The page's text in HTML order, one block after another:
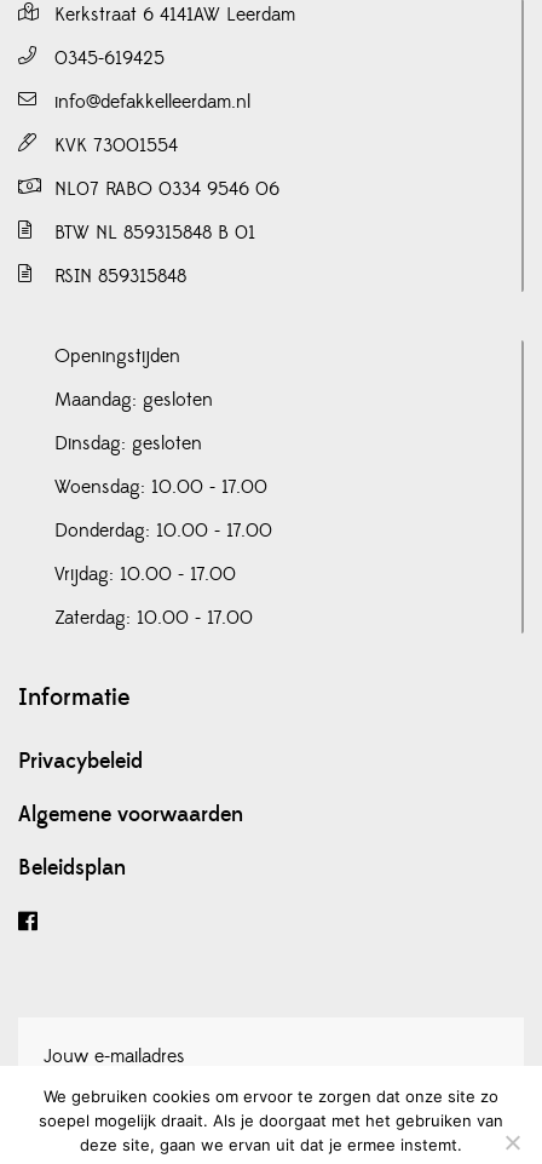
Kerkstraat 6 4141AW Leerdam
0345-619425
info@defakkelleerdam.nl
KVK 73001554
NL07 RABO 0334 9546 06
BTW NL 859315848 B 01
RSIN 859315848
Openingstijden
Maandag: gesloten
Dinsdag: gesloten
Woensdag: 10.00 - 17.00
Donderdag: 10.00 - 17.00
Vrijdag: 10.00 - 17.00
Zaterdag: 10.00 - 17.00
Informatie
Privacybeleid
Algemene voorwaarden
Beleidsplan
Schrijf je in voor onze nieuwsbrief
We gebruiken cookies om ervoor te zorgen dat onze site zo
soepel mogelijk draait. Als je doorgaat met het gebruiken van
deze site, gaan we ervan uit dat je ermee instemt.